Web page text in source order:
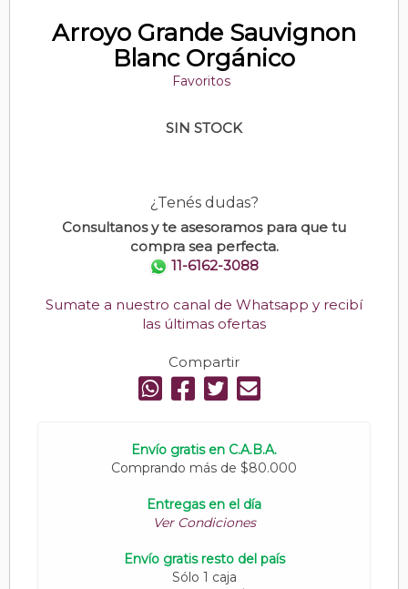
Arroyo Grande Sauvignon
Blanc Orgánico
Favoritos
SIN STOCK
¿Tenés dudas?
Consultanos y te asesoramos para que tu
compra sea perfecta.
11-6162-3088
Sumate a nuestro canal de Whatsapp y recibí
las últimas ofertas
Compartir
Envío gratis en C.A.B.A.
Comprando más de $80.000
Entregas en el día
Ver Condiciones
Envío gratis resto del país
Sólo 1 caja